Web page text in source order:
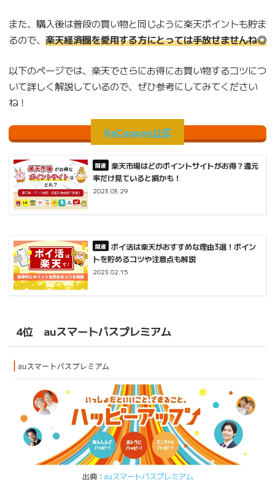
また、購入後は普段の買い物と同じように楽天ポイントも貯ま
るので、 楽天経済圏を愛用する方にとっては手放せませんね◎
以下のページでは、楽天でさらにお得にお買い物するコツにつ
いて詳しく解説しているので、ぜひ参考にしてみてください
ね！
RaCoupon公式
楽天市場はどのポイントサイトがお得？還元
率だけ見ていると損かも！
2023.03.29
ポイ活は楽天がおすすめな理由3選！ポイン
トを貯めるコツや注意点も解説
2023.02.15
4位 auスマートパスプレミアム
出典： auスマートパスプレミアム